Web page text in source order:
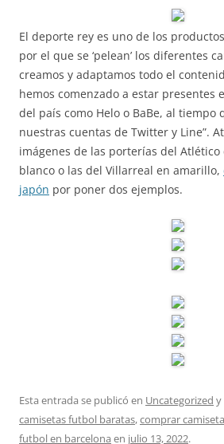
El deporte rey es uno de los
por el que se ‘pelean’ los diferentes
creamos y adaptamos todo el
hemos comenzado a estar presentes
del país como Helo o BaBe, al tiempo
nuestras cuentas de Twitter y Line”.
imágenes de las porterías del
blanco o las del Villarreal en amarillo,
japón por poner dos ejemplos.
Esta entrada se publicó en Uncategorized y
camisetas futbol baratas,comprar
futbol en barcelona en julio 13, 2022.